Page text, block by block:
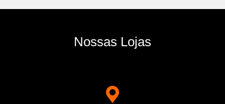
Nossas Lojas